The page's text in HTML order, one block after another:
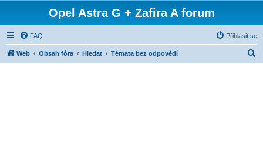
Opel Astra G + Zafira A forum
FAQ Přihlásit se
Web Obsah fóra Hledat Témata bez odpovědí